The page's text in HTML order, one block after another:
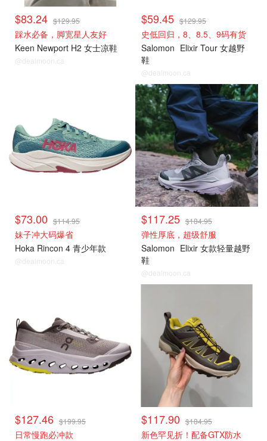
$83.24 $129.95
踩水必备，脚宽星人友好
Keen Newport H2 女士凉鞋
@dealmoon.ca
$59.45 $129.95
史低回归，8、8.5、9码有货
Salomon Elixir Tour 女越野
鞋
@dealmoon.ca
$73.00 $114.95
妹子冲大码爆省
Hoka Rincon 4 青少年款
@dealmoon.ca
$117.25 $184.95
弹性厚底，超级舒服
Salomon Elixir 女款轻量越野
鞋
@dealmoon.ca
$127.46 $199.95
日常慢跑必冲款
$117.90 $184.95
新色罕见折！配备GTX防水